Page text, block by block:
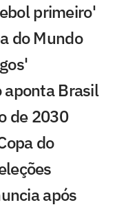
primeiro'
do Mundo
aponta Brasil
de 2030
do
após